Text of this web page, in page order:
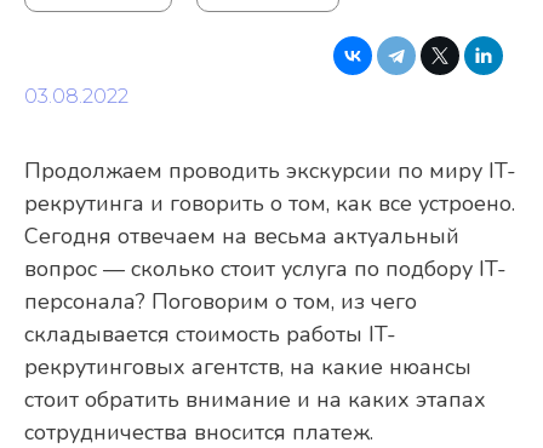
03.08.2022
Продолжаем проводить экскурсии по миру IT-
рекрутинга и говорить о том, как все устроено.
Сегодня отвечаем на весьма актуальный
вопрос — сколько стоит услуга по подбору IT-
персонала? Поговорим о том, из чего
складывается стоимость работы IT-
рекрутинговых агентств, на какие нюансы
стоит обратить внимание и на каких этапах
сотрудничества вносится платеж.